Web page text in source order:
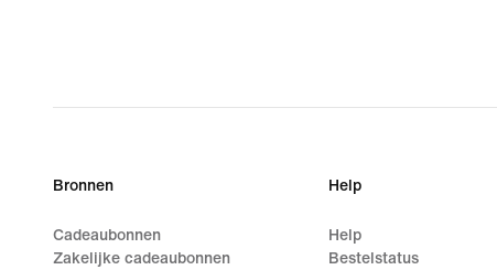
€ 279,99
Bronnen
Cadeaubonnen
Zakelijke cadeaubonnen
Help
Help
Bestelstatus